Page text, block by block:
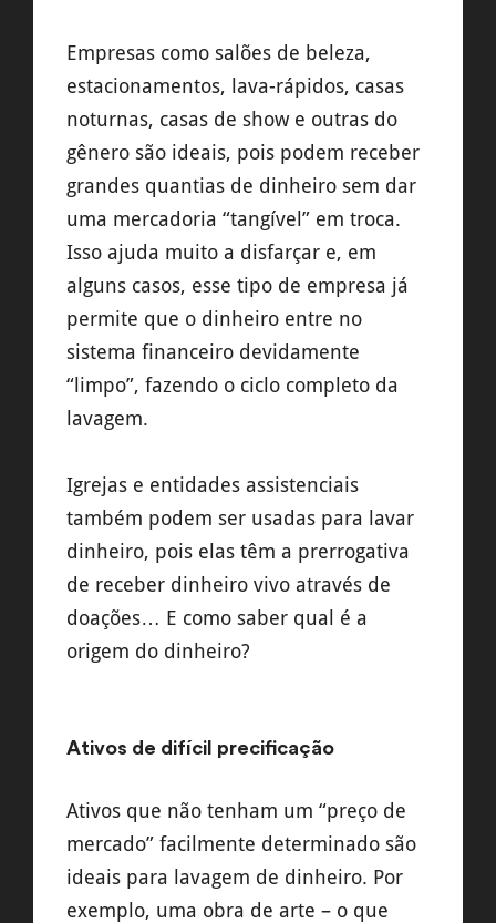
Empresas como salões de beleza,
estacionamentos, lava-rápidos, casas
noturnas, casas de show e outras do
gênero são ideais, pois podem receber
grandes quantias de dinheiro sem dar
uma mercadoria “tangível” em troca.
Isso ajuda muito a disfarçar e, em
alguns casos, esse tipo de empresa já
permite que o dinheiro entre no
sistema financeiro devidamente
“limpo”, fazendo o ciclo completo da
lavagem.
Igrejas e entidades assistenciais
também podem ser usadas para lavar
dinheiro, pois elas têm a prerrogativa
de receber dinheiro vivo através de
doações… E como saber qual é a
origem do dinheiro?
Ativos de difícil precificação
Ativos que não tenham um “preço de
mercado” facilmente determinado são
ideais para lavagem de dinheiro. Por
exemplo, uma obra de arte – o que